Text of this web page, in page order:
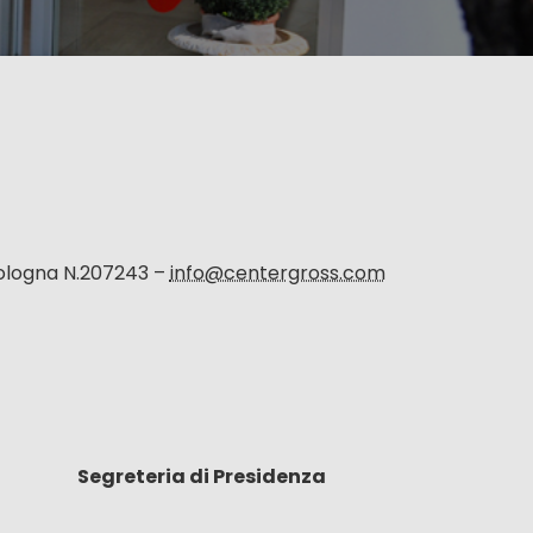
N.207243 –info@centergross.com
Segreteria di Presidenza